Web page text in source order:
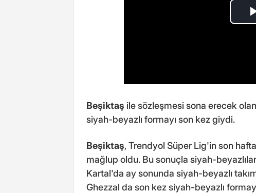
Beşiktaş ile sözleşmesi sona erecek
siyah-beyazlı formayı son kez giydi.
Beşiktaş, Trendyol Süper Lig'in son
mağlup oldu. Bu sonuçla siyah-
Kartal'da ay sonunda siyah-beyazlı
Ghezzal da son kez siyah-beyazlı